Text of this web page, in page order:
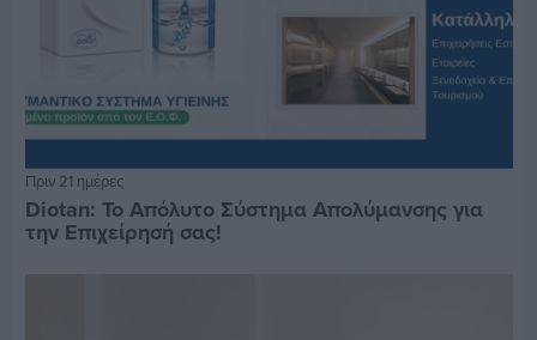
Πριν 21 ημέρες
Diotan: Το Απόλυτο Σύστημα Απολύμανσης για
την Επιχείρησή σας!